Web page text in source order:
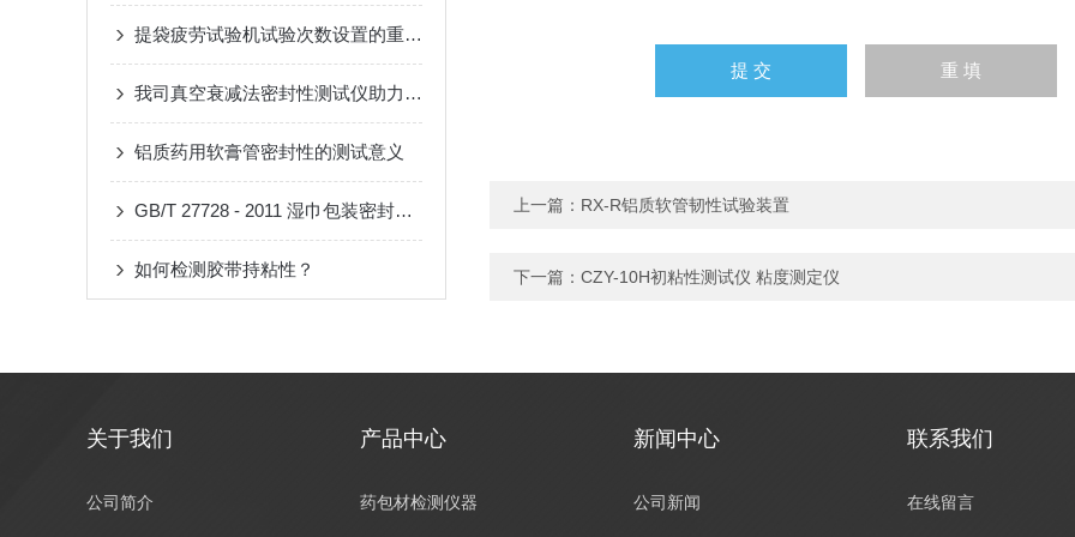
提袋疲劳试验机试验次数设置的重要性
我司真空衰减法密封性测试仪助力药企加速推进产品过评
铝质药用软膏管密封性的测试意义
GB/T 27728 - 2011 湿巾包装密封性测试仪
如何检测胶带持粘性？
上一篇： RX-R铝质软管韧性试验装置
下一篇： CZY-10H初粘性测试仪 粘度测定仪
关于我们
公司简介
产品中心
药包材检测仪器
新闻中心
公司新闻
联系我们
在线留言